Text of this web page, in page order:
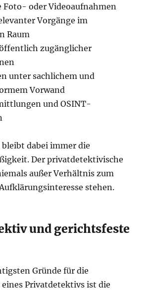
Foto- oder Videoaufnahmen
Vorgänge im
Raum
zugänglicher
unter sachlichem und
Vorwand
und OSINT-
dabei immer die
Der privatdetektivische
außer Verhältnis zum
stehen.
und gerichtsfeste
Gründe für die
Privatdetektivs ist die